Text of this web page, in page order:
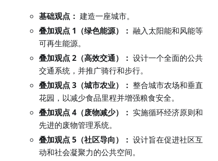
基础观点： 建造一座城市。
叠加观点 1（绿色能源）： 融入太阳能和风能等
可再生能源。
叠加观点 2（高效交通）： 设计一个全面的公共
交通系统，并推广骑行和步行。
叠加观点 3（城市农业）： 整合城市农场和垂直
花园，以减少食品里程并增强粮食安全。
叠加观点 4（废物减少）： 实施循环经济原则和
先进的废物管理系统。
叠加观点 5（社区导向）： 设计旨在促进社区互
动和社会凝聚力的公共空间。